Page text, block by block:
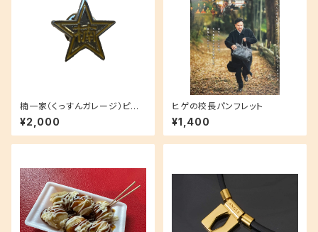
楠一家（くっすんガレージ）ピン
バッチ（映画「銀幕の詩」限定）
¥2,000
ヒゲの校長パンフレット
¥1,400